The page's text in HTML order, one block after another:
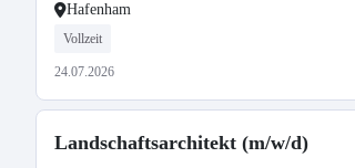
Hafenham
Vollzeit
24.07.2026
Landschaftsarchitekt (m/w/d)